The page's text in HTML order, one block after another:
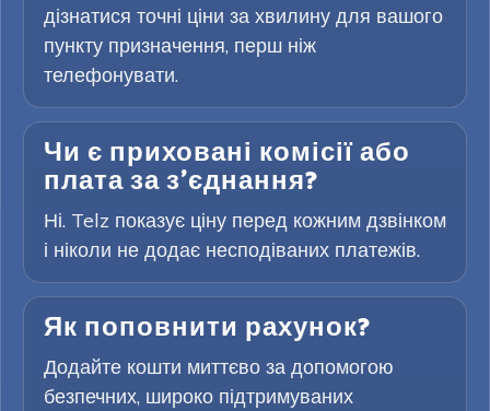
дізнатися точні ціни за хвилину для вашого
пункту призначення, перш ніж
телефонувати.
Чи є приховані комісії або
плата за з’єднання?
Ні. Telz показує ціну перед кожним дзвінком
і ніколи не додає несподіваних платежів.
Як поповнити рахунок?
Додайте кошти миттєво за допомогою
безпечних, широко підтримуваних